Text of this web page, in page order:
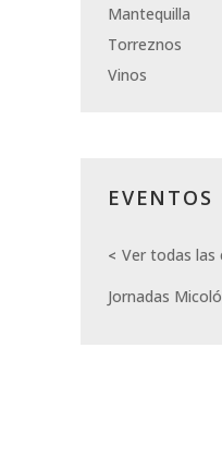
Mantequilla
Torreznos
Vinos
EVENTOS
Ver todas las
Jornadas